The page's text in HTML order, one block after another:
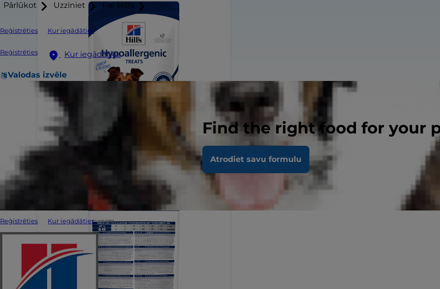
Pārlūkot Uzziniet Par Hill's
Reģistrēties Kur iegādāties
Reģistrēties Kur iegādāties
Valodas izvēle
Find the right food for your
Atrodiet savu formulu
Reģistrēties Kur iegādāties